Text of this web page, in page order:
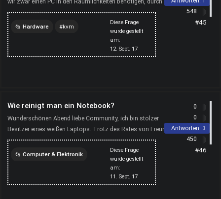
wir zwar einen PC in den Räumlichkeiten benötigen, durch die
gesetzlichen Vorgaben ist es aber nicht möglic...
Diese Frage
wurde gestellt
am:
12. Sept. 17
Hardware kvm
hardware
548
#45
Wie reinigt man ein Notebook?
Wunderschönen Abend liebe Community, ich bin stolzer
Besitzer eines weißen Laptops. Trotz des Rates von Freunden,
dass ich aus dem Putzen nicht mehr herauskomme, habe ich...
Diese Frage
wurde gestellt
am:
11. Sept. 17
Computer & Elektronik
laptop
0
0
Antworten: 3
450
#46